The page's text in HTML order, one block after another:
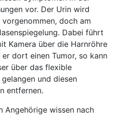
vor. Der Urin wird
doch am
Dabei führt
Kamera über die Harnröhre
dort einen Tumor, so kann
über das flexible
und diesen
entfernen.
Angehörige wissen nach